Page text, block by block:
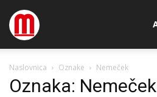
Megamedia
Naslovnica Oznake Nemeček
Oznaka: Nemeček